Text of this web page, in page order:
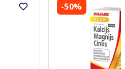
-50%